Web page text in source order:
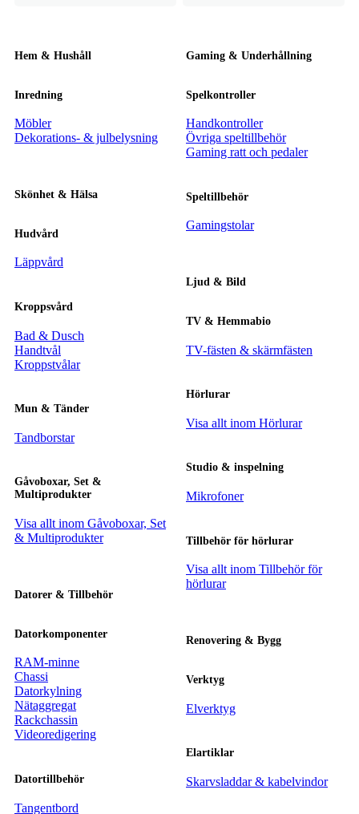
Hem & Hushåll
Inredning
Möbler
Dekorations- & julbelysning
Skönhet & Hälsa
Hudvård
Läppvård
Kroppsvård
Bad & Dusch
Handtvål
Kroppstvålar
Mun & Tänder
Tandborstar
Gåvoboxar, Set &
Multiprodukter
Visa allt inom Gåvoboxar, Set
& Multiprodukter
Datorer & Tillbehör
Datorkomponenter
RAM-minne
Chassi
Datorkylning
Nätaggregat
Rackchassin
Videoredigering
Datortillbehör
Tangentbord
Gaming & Underhållning
Spelkontroller
Handkontroller
Övriga speltillbehör
Gaming ratt och pedaler
Speltillbehör
Gamingstolar
Ljud & Bild
TV & Hemmabio
TV-fästen & skärmfästen
Hörlurar
Visa allt inom Hörlurar
Studio & inspelning
Mikrofoner
Tillbehör för hörlurar
Visa allt inom Tillbehör för
hörlurar
Renovering & Bygg
Verktyg
Elverktyg
Elartiklar
Skarvsladdar & kabelvindor